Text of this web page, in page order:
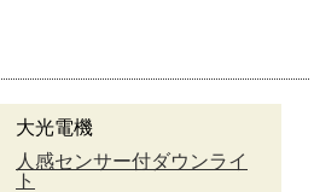
大光電機
人感センサー付ダウンライ
ト